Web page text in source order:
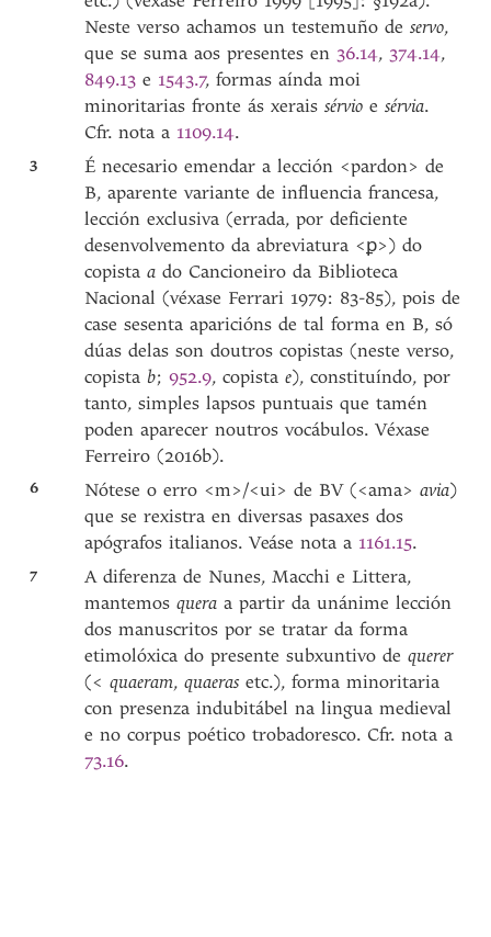
Neste verso achamos un testemuño deservo,
que se suma aos presentes en 36.14, 374.14,
849.13e 1543.7, formas aínda moi
minoritarias fronte ás xeraissérvio esérvia.
Cfr. nota a 1109.14.
3
É necesario emendar a lección <pardon> de
B, aparente variante de influencia francesa,
lección exclusiva (errada, por deficiente
desenvolvemento da abreviatura <ꝑ>) do
copistaa do Cancioneiro da Biblioteca
Nacional (véxase Ferrari 1979: 83-85), pois de
case sesenta aparicións de tal forma en B, só
dúas delas son doutros copistas (neste verso,
copistab;952.9, copistae), constituíndo, por
tanto, simples lapsos puntuais que tamén
poden aparecer noutros vocábulos. Véxase
Ferreiro (2016b).
6 Nótese o erro <m>/<ui> de BV (<ama>avia)
que se rexistra en diversas pasaxes dos
apógrafos italianos. Veáse nota a 1161.15.
7
A diferenza de Nunes, Macchi e Littera,
mantemosquera a partir da unánime lección
dos manuscritos por se tratar da forma
etimolóxica do presente subxuntivo dequerer
(<quaeram,quaeras etc.), forma minoritaria
con presenza indubitábel na lingua medieval
e no corpus poético trobadoresco. Cfr. nota a
73.16.